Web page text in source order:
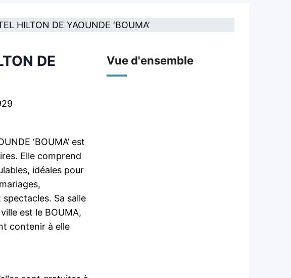
DE
‘BOUMA’ est
Elle comprend
idéales pour
Sa salle
est le BOUMA,
contenir à elle
Vue d'ensemble